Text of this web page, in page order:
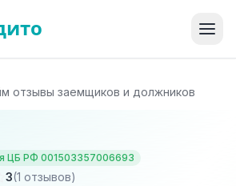
отзывы заемщиков и должников
ЦБ РФ 001503357006693
3(1 отзывов)